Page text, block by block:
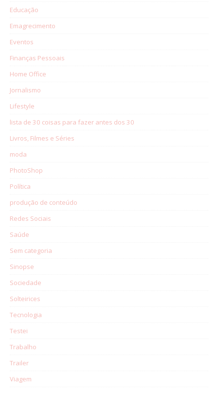
Educação
Emagrecimento
Eventos
Finanças Pessoais
Home Office
Jornalismo
Lifestyle
lista de 30 coisas para fazer antes dos 30
Livros, Filmes e Séries
moda
PhotoShop
Política
produção de conteúdo
Redes Sociais
Saúde
Sem categoria
Sinopse
Sociedade
Solteirices
Tecnologia
Testei
Trabalho
Trailer
Viagem